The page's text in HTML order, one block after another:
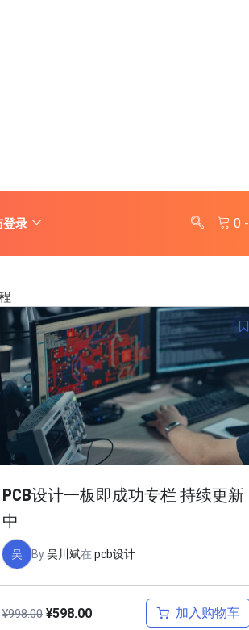
登录 0 -
PCB设计一板即成功专栏 持续更新
中
吴 By吴川斌在 pcb设计
¥998.00 ¥598.00 加入购物车